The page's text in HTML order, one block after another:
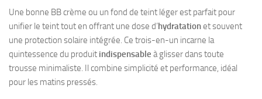
Une bonne BB crème ou un fond de teint léger est parfait pour
unifier le teint tout en offrant une dose d’hydratationet souvent
une protection solaire intégrée. Ce trois-en-un incarne la
quintessence du produit indispensable à glisser dans toute
trousse minimaliste. Il combine simplicité et performance, idéal
pour les matins pressés.